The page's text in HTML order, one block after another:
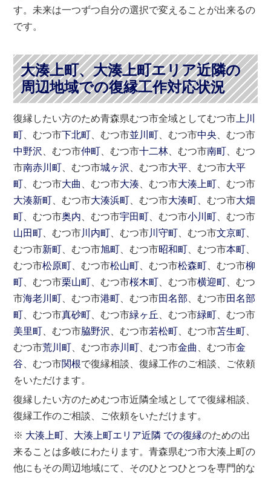
す。未来は一つずつ自分の選択で変えることが出来るの
です。
大湊上町、大湊上町エリア近隣の
周辺地域での復縁工作対応状況
復縁したい方のため青森県むつ市全域としてむつ市 上川
町 、むつ市下北町 、むつ市並川町 、むつ市中央 、むつ市
中野沢
、むつ市仲町 、むつ市十二林 、むつ市南町 、むつ
市南赤川町 、むつ市城ヶ沢 、むつ市大平 、むつ市大平
町 、むつ市大曲 、むつ市大湊 、むつ市大湊上町 、むつ市
大湊新町 、むつ市大湊浜町 、むつ市大湊町 、むつ市大畑
町 、むつ市奥内 、むつ市宇田町 、むつ市小川町 、むつ市
山田町 、むつ市川内町 、むつ市川守町 、むつ市文京町
むつ市新町 、むつ市旭町 、むつ市昭和町 、むつ市本町
むつ市松原町 、むつ市松山町 、むつ市松森町 、むつ市柳
町 、むつ市栗山町 、むつ市桜木町 、むつ市横迎町 、むつ
市海老川町 、むつ市港町 、むつ市田名部 、むつ市田名部
町 、むつ市真砂町 、むつ市緑ヶ丘 、むつ市緑町 、むつ市
美里町 、むつ市脇野沢 、むつ市若松町 、むつ市苫生町
むつ市荒川町 、むつ市赤川町 、むつ市金曲 、むつ市金
谷 、むつ市関根で復縁相談、復縁工作のご相談、ご依頼
をいただけます。
復縁したい方のためむつ市近隣全域としてで復縁相談、
復縁工作のご相談、ご依頼をいただけます。
※ 大湊上町、大湊上町エリア近隣 での復縁のための出
来ることは多岐にわたります。青森県むつ市大湊上町の
他にもその周辺地域にて、そのひとつひとつを専門的な